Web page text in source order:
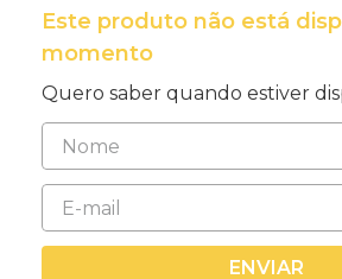
Este produto não está
momento
Quero saber quando estiver
ENVIAR